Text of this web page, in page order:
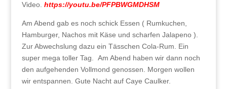
Video. https://youtu.be/PFPBWGMDHSM
Am Abend gab es noch schick Essen ( Rumkuchen,
Hamburger, Nachos mit Käse und scharfen Jalapeno ).
Zur Abwechslung dazu ein Tässchen Cola-Rum. Ein
super mega toller Tag. Am Abend haben wir dann noch
den aufgehenden Vollmond genossen. Morgen wollen
wir entspannen. Gute Nacht auf Caye Caulker.